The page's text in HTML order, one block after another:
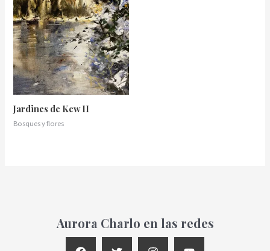
Jardines de Kew II
Bosques y flores
Aurora Charlo en las redes